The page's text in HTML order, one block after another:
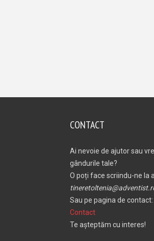
CONTACT
Ai nevoie de ajutor sau
gândurile tale?
O poți face scriindu-ne la
Sau pe pagina de contact:
Contact
Te așteptăm cu interes!